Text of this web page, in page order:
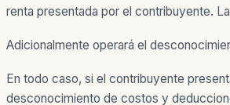
renta presentada por el contribuyente.
Adicionalmente operará el
En todo caso, si el contribuyente
desconocimiento de costos y